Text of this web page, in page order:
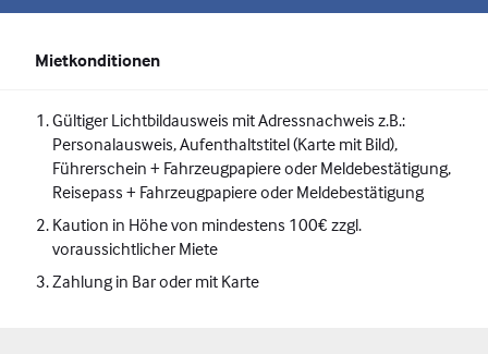
Mietkonditionen
Gültiger Lichtbildausweis mit Adressnachweis z.B.:
Personalausweis, Aufenthaltstitel (Karte mit Bild),
Führerschein + Fahrzeugpapiere oder Meldebestätigung,
Reisepass + Fahrzeugpapiere oder Meldebestätigung
Kaution in Höhe von mindestens 100€ zzgl.
voraussichtlicher Miete
Zahlung in Bar oder mit Karte